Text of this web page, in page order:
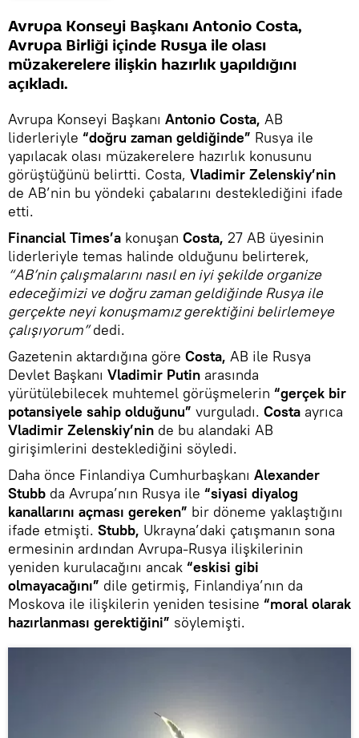
Avrupa Konseyi Başkanı Antonio Costa,
Avrupa Birliği içinde Rusya ile olası
müzakerelere ilişkin hazırlık yapıldığını
açıkladı.
Avrupa Konseyi Başkanı Antonio Costa, AB
liderleriyle “doğru zaman geldiğinde” Rusya ile
yapılacak olası müzakerelere hazırlık konusunu
görüştüğünü belirtti. Costa, Vladimir Zelenskiy’nin
de AB’nin bu yöndeki çabalarını desteklediğini ifade
etti.
Financial Times’a konuşan Costa, 27 AB üyesinin
liderleriyle temas halinde olduğunu belirterek,
“AB’nin çalışmalarını nasıl en iyi şekilde organize
edeceğimizi ve doğru zaman geldiğinde Rusya ile
gerçekte neyi konuşmamız gerektiğini belirlemeye
çalışıyorum”dedi.
Gazetenin aktardığına göre Costa, AB ile Rusya
Devlet Başkanı Vladimir Putin arasında
yürütülebilecek muhtemel görüşmelerin “gerçek bir
potansiyele sahip olduğunu” vurguladı. Costa ayrıca
Vladimir Zelenskiy’nin de bu alandaki AB
girişimlerini desteklediğini söyledi.
Daha önce Finlandiya Cumhurbaşkanı Alexander
Stubb da Avrupa’nın Rusya ile “siyasi diyalog
kanallarını açması gereken” bir döneme yaklaştığını
ifade etmişti. Stubb, Ukrayna’daki çatışmanın sona
ermesinin ardından Avrupa-Rusya ilişkilerinin
yeniden kurulacağını ancak “eskisi gibi
olmayacağını” dile getirmiş, Finlandiya’nın da
Moskova ile ilişkilerin yeniden tesisine “moral olarak
hazırlanması gerektiğini” söylemişti.